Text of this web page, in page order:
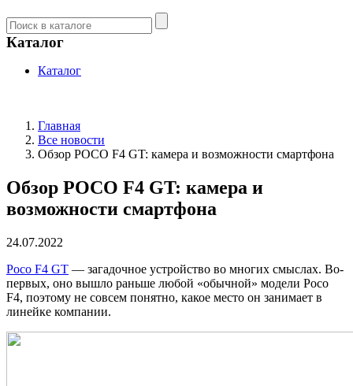
Каталог
Каталог
Главная
Все новости
Обзор POCO F4 GT: камера и возможности смартфона
Обзор POCO F4 GT: камера и
возможности смартфона
24.07.2022
Poco F4 GT — загадочное устройство во многих смыслах. Во-
первых, оно вышло раньше любой «обычной» модели Poco
F4, поэтому не совсем понятно, какое место он занимает в
линейке компании.